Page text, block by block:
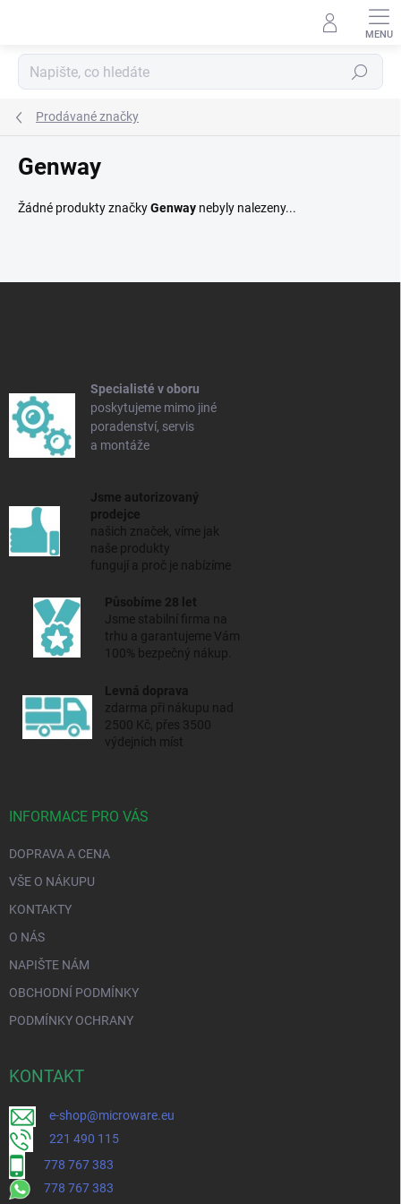
Hledat
Prodávané značky
Genway
Žádné produkty značkyGenway nebyly nalezeny...
Specialisté v oboru
poskytujeme mimo jiné
poradenství, servis
a montáže
Jsme autorizovaný
prodejce
našich značek, víme jak
naše produkty
fungují a proč je nabízíme
Působíme 28 let
Jsme stabilní firma na
trhu a garantujeme Vám
100% bezpečný nákup.
Levná doprava
zdarma při nákupu nad
2500 Kč, přes 3500
výdejních míst
INFORMACE PRO VÁS
DOPRAVA A CENA
VŠE O NÁKUPU
KONTAKTY
O NÁS
NAPIŠTE NÁM
OBCHODNÍ PODMÍNKY
PODMÍNKY OCHRANY
KONTAKT
e-shop@microware.eu
221 490 115
778 767 383
778 767 383